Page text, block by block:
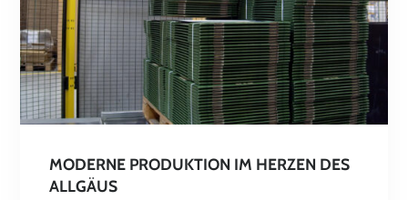
MODERNE PRODUKTION IM HERZEN DES
ALLGÄUS